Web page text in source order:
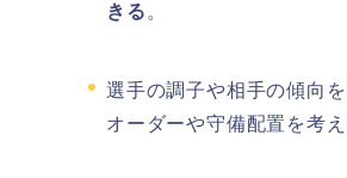
きる 。
選手の調子や相手の傾向
オーダーや守備配置を考え